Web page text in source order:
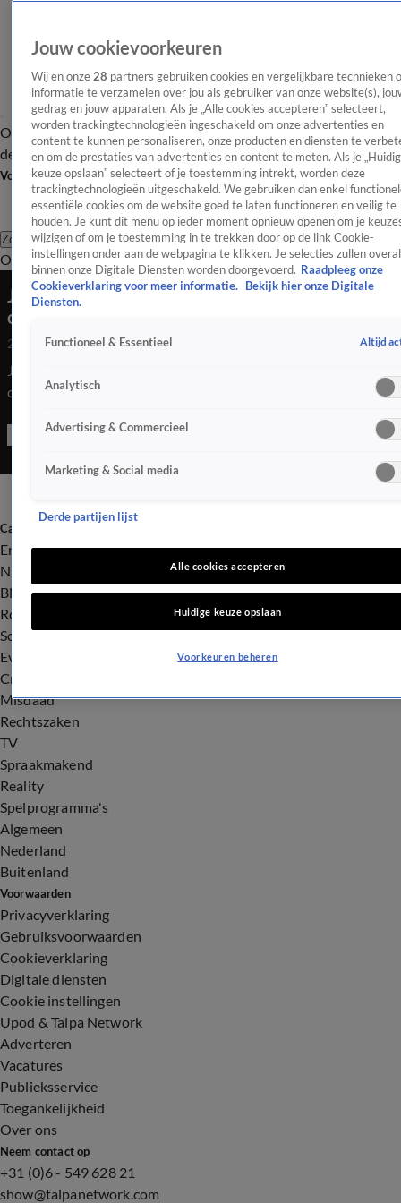
OverzichtAfleveringen Entertainment TV Algemeen
Tip
de redactieNieuwsbrief
Volg Shownieuws
Zoeken
OverzichtEntertainmentSpraakmakendRealityCrimeVideo's
Jennifer Lopez staat per ongeluk in onderbroek
op het podium
29 juli 2025, 08:48
Jennifer Lopez stond tijdens haar optreden in Warschau per
ongeluk in haar onderbroek op het podium. Op beelden die
zangeres ineens loslaat.
Categorieën
Entertainment
Nieuws
BN'ers
Royalty
Songfestival
Evenementen
Crime
Misdaad
Rechtszaken
TV
Spraakmakend
Reality
Spelprogramma's
Algemeen
Nederland
Buitenland
Voorwaarden
Privacyverklaring
Gebruiksvoorwaarden
Cookieverklaring
Digitale diensten
Cookie instellingen
Upod & Talpa Network
Adverteren
Vacatures
Publieksservice
Toegankelijkheid
Over ons
Neem contact op
+31 (0)6 - 549 628 21
show@talpanetwork.com
Jouw cookievoorkeuren
Wij en onze 28 partners gebruiken cookies en vergelijkbare technieken
informatie te verzamelen over jou als gebruiker van onze website(s),
gedrag en jouw apparaten. Als je „Alle cookies accepteren” selecteert,
worden trackingtechnologieën ingeschakeld om onze advertenties en
content te kunnen personaliseren, onze producten en diensten te
en om de prestaties van advertenties en content te meten. Als je
keuze opslaan” selecteert of je toestemming intrekt, worden deze
trackingtechnologieën uitgeschakeld. We gebruiken dan enkel
essentiële cookies om de website goed te laten functioneren en veilig te
houden. Je kunt dit menu op ieder moment opnieuw openen om je
wijzigen of om je toestemming in te trekken door op de link Cookie-
instellingen onder aan de webpagina te klikken. Je selecties zullen overal
binnen onze Digitale Diensten worden doorgevoerd. Raadpleeg onze
Cookieverklaring voor meer informatie.
Bekijk hier onze Digitale
Diensten.
Functioneel & Essentieel Altijd
Analytisch
Advertising & Commercieel
Marketing & Social media
Derde partijen lijst
Alle cookies accepteren
Huidige keuze opslaan
Voorkeuren beheren